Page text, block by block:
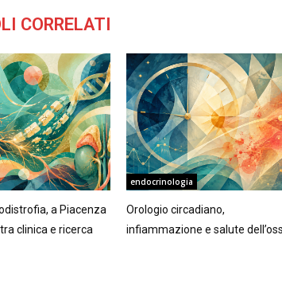
CORRELATI
a Piacenza
clinica e ricerca
endocrinologia
Orologio circadiano,
infiammazione e salute